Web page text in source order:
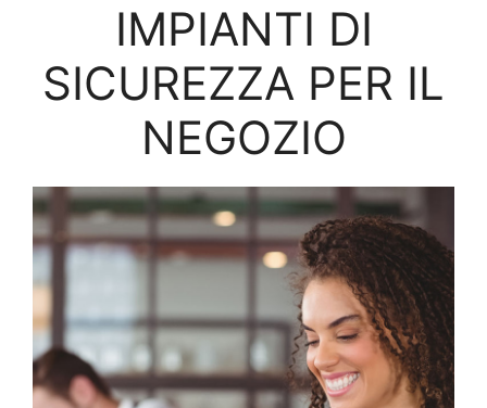
IMPIANTI DI
SICUREZZA PER IL
NEGOZIO